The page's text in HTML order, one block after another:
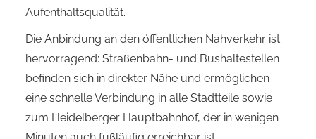
Aufenthaltsqualität.
Die Anbindung an den öffentlichen Nahverkehr ist
hervorragend: Straßenbahn- und Bushaltestellen
befinden sich in direkter Nähe und ermöglichen
eine schnelle Verbindung in alle Stadtteile sowie
zum Heidelberger Hauptbahnhof, der in wenigen